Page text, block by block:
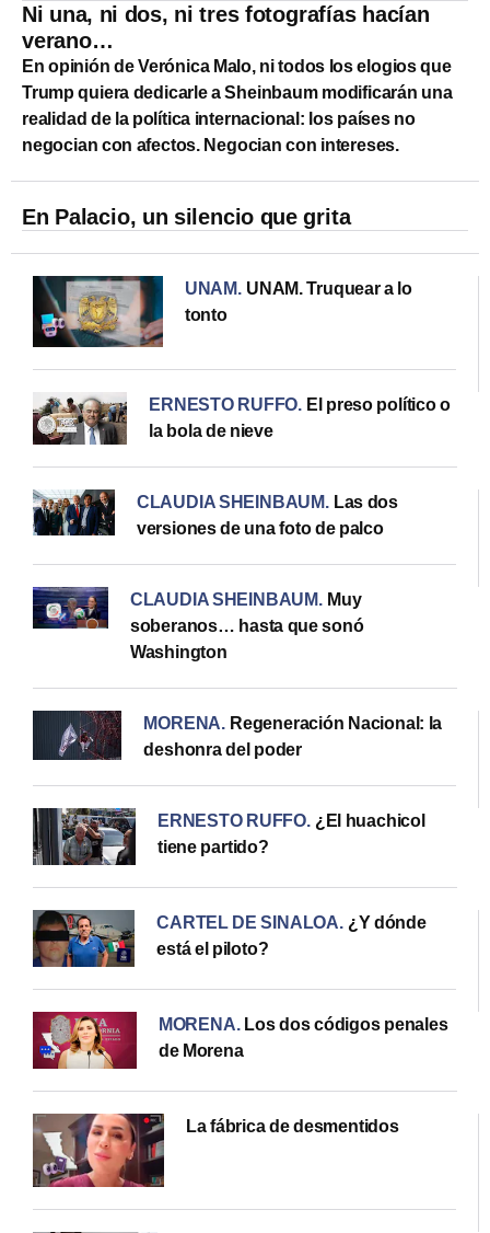
Ni una, ni dos, ni tres fotografías hacían
verano…
En opinión de Verónica Malo, ni todos los elogios que
Trump quiera dedicarle a Sheinbaum modificarán una
realidad de la política internacional: los países no
negocian con afectos. Negocian con intereses.
En Palacio, un silencio que grita
UNAM. UNAM. Truquear a lo
tonto
ERNESTO RUFFO. El preso político o
la bola de nieve
CLAUDIA SHEINBAUM. Las dos
versiones de una foto de palco
CLAUDIA SHEINBAUM. Muy
soberanos… hasta que sonó
Washington
MORENA. Regeneración Nacional: la
deshonra del poder
ERNESTO RUFFO. ¿El huachicol
tiene partido?
CARTEL DE SINALOA. ¿Y dónde
está el piloto?
MORENA. Los dos códigos penales
de Morena
La fábrica de desmentidos